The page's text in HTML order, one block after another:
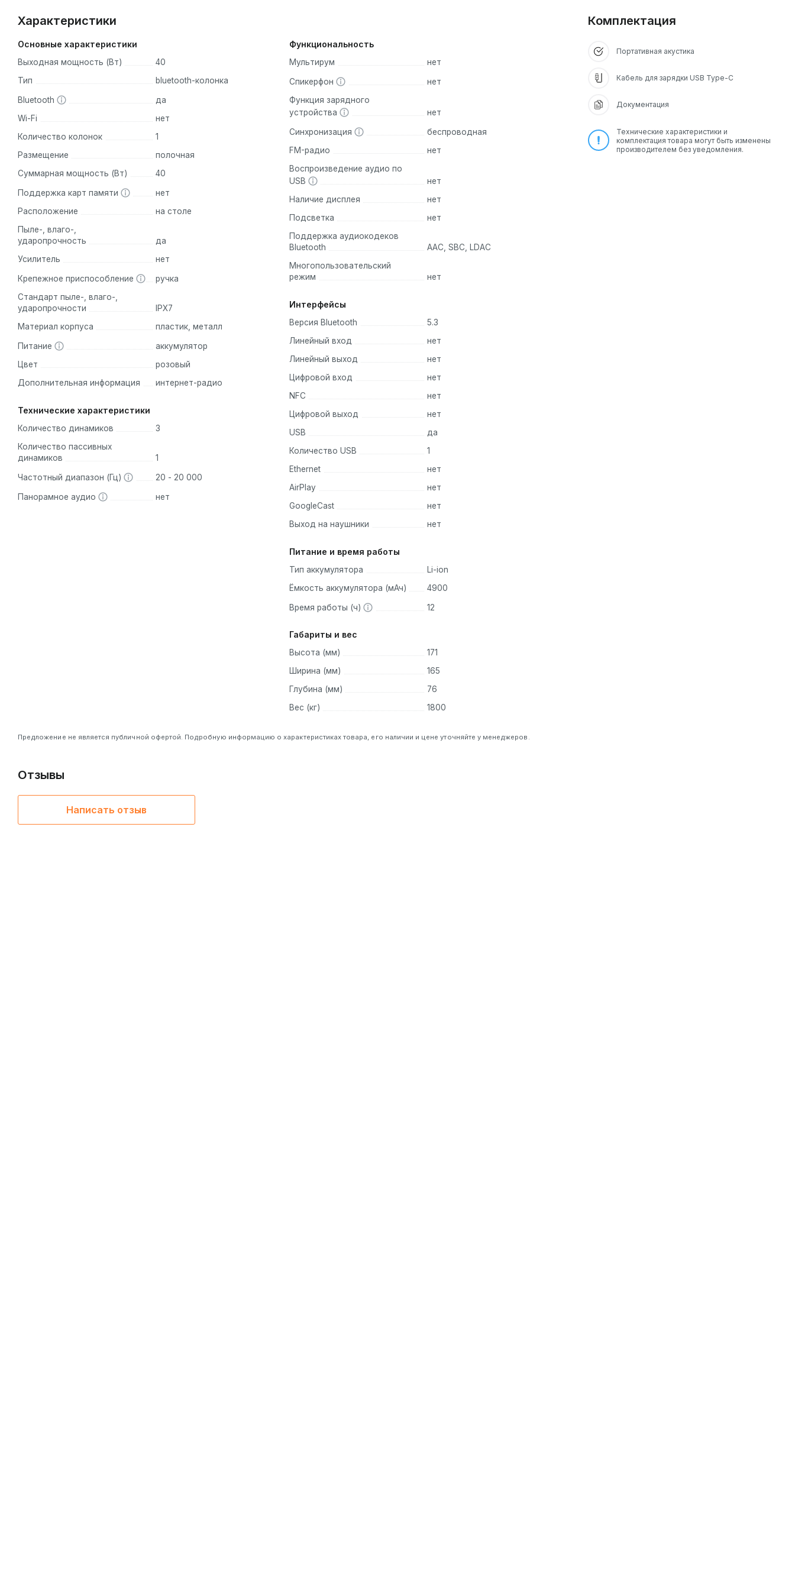
Характеристики
Основные характеристики
Выходная мощность (Вт)
40
Тип
bluetooth-колонка
Bluetooth
да
Wi-Fi
нет
Количество колонок
1
Размещение
полочная
Суммарная мощность (Вт)
40
Поддержка карт памяти
нет
Расположение
на столе
Пыле-, влаго-,
ударопрочность
да
Усилитель
нет
Крепежное приспособление
ручка
Стандарт пыле-, влаго-,
ударопрочности
IPX7
Материал корпуса
пластик, металл
Питание
аккумулятор
Цвет
розовый
Дополнительная информация
интернет-радио
Технические характеристики
Количество динамиков
3
Количество пассивных
динамиков
1
Частотный диапазон (Гц) 20 - 20 000
Панорамное аудио нет
Функциональность
Мультирум нет
Спикерфон
нет
Функция зарядного
устройства
нет
Синхронизация
беспроводная
FM-радио
нет
Воспроизведение аудио по
USB
нет
Наличие дисплея
нет
Подсветка
нет
Поддержка аудиокодеков
Bluetooth
AAC, SBC, LDAC
Многопользовательский
режим
нет
Интерфейсы
Версия Bluetooth
5.3
Линейный вход
нет
Линейный выход
нет
Цифровой вход
нет
NFC
нет
Цифровой выход
нет
USB
да
Количество USB
1
Ethernet
нет
AirPlay
нет
GoogleCast
нет
Выход на наушники
нет
Питание и время работы
Тип аккумулятора
Li-ion
Ёмкость аккумулятора (мАч)
4900
Время работы (ч) 12
Габариты и вес
Высота (мм)
171
Ширина (мм)
165
Глубина (мм)
76
Вес (кг)
1800
Предложение не является публичной офертой. Подробную информацию о характеристиках товара, его наличии и цене уточняйте у менеджеров.
Комплектация
Портативная акустика
Кабель для зарядки USB Type-C
Документация
Технические характеристики и
комплектация товара могут быть изменены
производителем без уведомления.
Отзывы
Написать отзыв